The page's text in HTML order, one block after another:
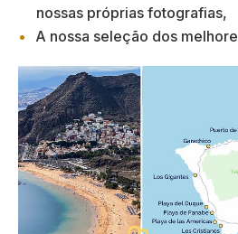
nossas próprias fotografias,
A nossa seleção dos